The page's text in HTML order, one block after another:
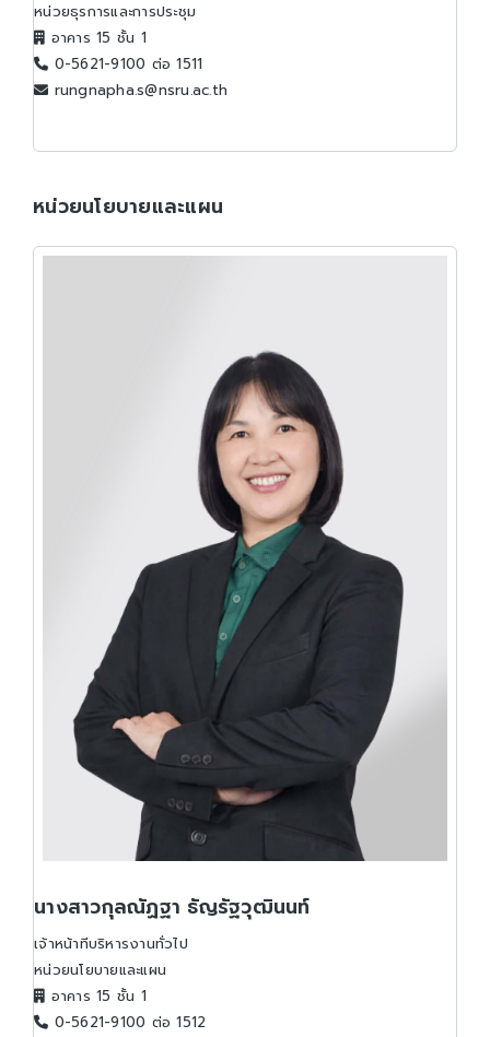
หน่วยธุรการและการประชุม
อาคาร 15 ชั้น 1
0-5621-9100 ต่อ 1511
rungnapha.s@nsru.ac.th
หน่วยนโยบายและแผน
นางสาวกุลณัฏฐา ธัญรัฐวุฒินนท์
เจ้าหน้าทีบริหารงานทั่วไป
หน่วยนโยบายและแผน
อาคาร 15 ชั้น 1
0-5621-9100 ต่อ 1512